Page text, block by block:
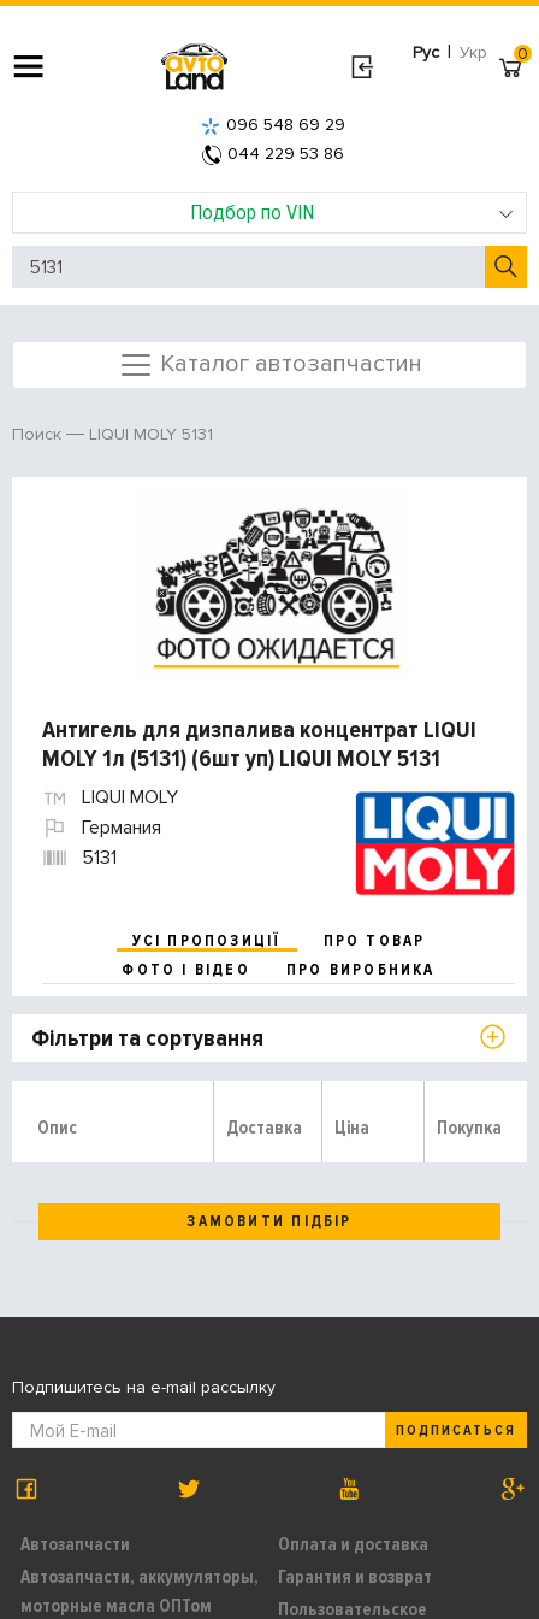
Рус | Укр
Подбор по VIN
096 548 69 29
044 229 53 86
0
Каталог автозапчастин
Поиск LIQUI MOLY 5131
Антигель для дизпалива концентрат LIQUI
MOLY 1л (5131) (6шт уп) LIQUI MOLY 5131
LIQUI MOLY
Германия
5131
УСІ ПРОПОЗИЦІЇ
ПРО ТОВАР
ФОТО І ВІДЕО
ПРО ВИРОБНИКА
Фільтри та сортування
Опис Доставка Ціна Покупка
ЗАМОВИТИ ПІДБІР
Автозапчасти
Автозапчасти, аккумуляторы,
моторные масла ОПТом
Оплата и доставка
Гарантия и возврат
Пользовательское
Подпишитесь на e-mail рассылку
ПОДПИСАТЬСЯ